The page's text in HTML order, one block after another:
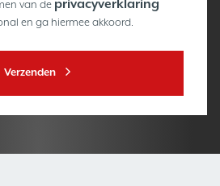
van de privacyverklaring
en ga hiermee akkoord.
Verzenden